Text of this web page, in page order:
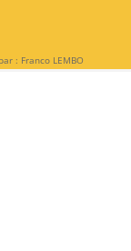
: Franco LEMBO